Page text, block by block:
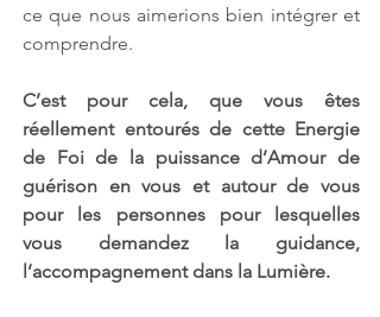
ce que nous aimerions bien intégrer et
comprendre.
C’est pour cela, que vous êtes
réellement entourés de cette Energie
de Foi de la puissance d’Amour de
guérison en vous et autour de vous
pour les personnes pour lesquelles
vous demandez la guidance,
l’accompagnement dans la Lumière.